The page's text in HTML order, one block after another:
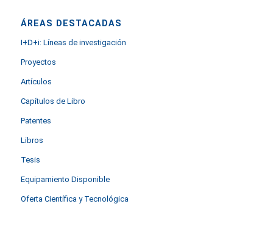
ÁREAS DESTACADAS
I+D+i: Líneas de investigación
Proyectos
Artículos
Capítulos de Libro
Patentes
Libros
Tesis
Equipamiento Disponible
Oferta Científica y Tecnológica